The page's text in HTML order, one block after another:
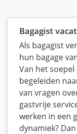
Bagagist
Als bagagist
hun bagage
Van het
begeleiden
van vragen
gastvrije
werken in een
dynamiek?